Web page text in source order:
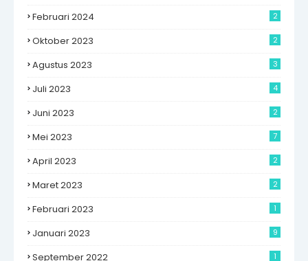
Februari 2024 2
Oktober 2023 2
Agustus 2023 3
Juli 2023 4
Juni 2023 2
Mei 2023 7
April 2023 2
Maret 2023 2
Februari 2023 1
Januari 2023 9
September 2022 1